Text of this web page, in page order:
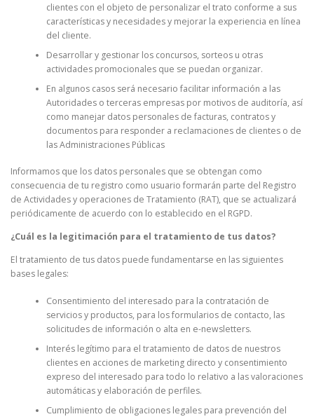
clientes con el objeto de personalizar el trato conforme a sus
características y necesidades y mejorar la experiencia en línea
del cliente.
Desarrollar y gestionar los concursos, sorteos u otras
actividades promocionales que se puedan organizar.
En algunos casos será necesario facilitar información a las
Autoridades o terceras empresas por motivos de auditoría, así
como manejar datos personales de facturas, contratos y
documentos para responder a reclamaciones de clientes o de
las Administraciones Públicas
Informamos que los datos personales que se obtengan como
consecuencia de tu registro como usuario formarán parte del Registro
de Actividades y operaciones de Tratamiento (RAT), que se actualizará
periódicamente de acuerdo con lo establecido en el RGPD.
¿Cuál es la legitimación para el tratamiento de tus datos?
El tratamiento de tus datos puede fundamentarse en las siguientes
bases legales:
Consentimiento del interesado para la contratación de
servicios y productos, para los formularios de contacto, las
solicitudes de información o alta en e-newsletters.
Interés legítimo para el tratamiento de datos de nuestros
clientes en acciones de marketing directo y consentimiento
expreso del interesado para todo lo relativo a las valoraciones
automáticas y elaboración de perfiles.
Cumplimiento de obligaciones legales para prevención del